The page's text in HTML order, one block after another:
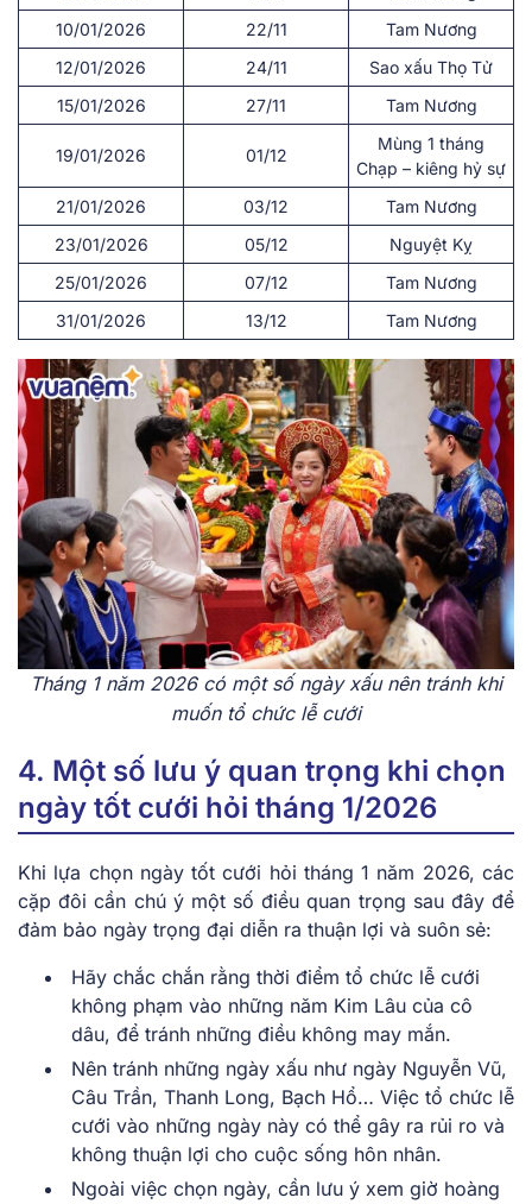
10/01/2026
22/11
Tam Nương
12/01/2026
24/11
Sao xấu Thọ Tử
15/01/2026
27/11 Tam Nương
19/01/2026 01/12
Mùng 1 tháng
Chạp – kiêng hỷ sự
21/01/2026
03/12
Tam Nương
23/01/2026
05/12
Nguyệt Kỵ
25/01/2026
07/12
Tam Nương
31/01/2026
13/12 Tam Nương
Tháng 1 năm 2026 có một số ngày xấu nên tránh khi
muốn tổ chức lễ cưới
4. Một số lưu ý quan trọng khi chọn
ngày tốt cưới hỏi tháng 1/2026
Khi͏͏ lựa͏͏ chọn͏͏ ngày tốt cưới hỏi tháng 1 năm͏͏ 2026,͏͏ các͏͏
cặp͏͏ đôi͏͏ cần͏͏ chú͏͏ ý͏͏ một͏͏ số͏͏ điều͏͏ quan͏͏ trọng͏͏ sau͏͏ đây͏͏ để͏͏
đảm͏͏ bảo͏͏ ngày͏͏ trọng͏͏ đại͏͏ diễn͏͏ ra͏͏ thuận͏͏ lợi͏͏ và͏͏ suôn͏͏ sẻ:
Hãy͏͏ chắc͏͏ chắn͏͏ rằng͏͏ thời͏͏ điểm͏͏ tổ͏͏ chức͏͏ lễ͏͏ cưới͏͏
không͏͏ phạm͏͏ vào͏͏ những͏͏ năm͏͏ Kim͏͏ Lâu͏͏ của͏͏ cô͏͏
dâu,͏͏ để͏͏ tránh͏͏ những͏͏ điều͏͏ không͏͏ may͏͏ mắn.
Nên͏͏ tránh͏͏ những͏͏ ngày͏͏ xấu͏͏ như͏͏ ngày͏͏ Nguyễn͏͏ Vũ,͏͏
Câu͏͏ Trần,͏͏ Thanh͏͏ Long,͏͏ Bạch͏͏ Hổ…͏͏ Việc͏͏ tổ͏͏ chức͏͏ lễ͏͏
cưới͏͏ vào͏͏ những͏͏ ngày͏͏ này͏͏ có͏͏ thể͏͏ gây͏͏ ra͏͏ rủi͏͏ ro͏͏ và͏͏
không͏͏ thuận͏͏ lợi͏͏ cho͏͏ cuộc͏͏ sống͏͏ hôn͏͏ nhân.
Ngoài͏͏ việc͏͏ chọn͏͏ ngày,͏͏ cần͏͏ lưu͏͏ ý͏͏ xem͏͏ giờ͏͏ hoàng͏͏